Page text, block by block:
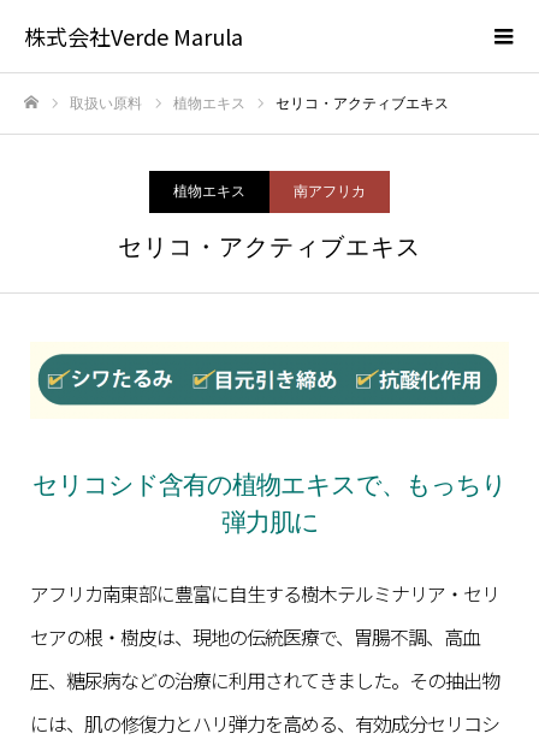
株式会社Verde Marula
取扱い原料 植物エキス セリコ・アクティブエキス
植物エキス 南アフリカ
セリコ・アクティブエキス
セリコシド含有の植物エキスで、もっちり
弾力肌に
アフリカ南東部に豊富に自生する樹木テルミナリア・セリ
セアの根・樹皮は、現地の伝統医療で、胃腸不調、高血
圧、糖尿病などの治療に利用されてきました。その抽出物
には、肌の修復力とハリ弾力を高める、有効成分セリコシ